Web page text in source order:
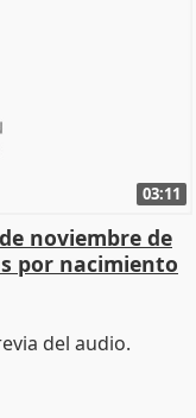
03:11
noviembre de
por nacimiento